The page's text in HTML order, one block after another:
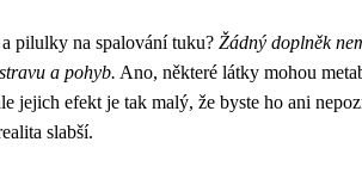
pilulky na spalování tuku? Žádný doplněk
a pohyb. Ano, některé látky mohou
jejich efekt je tak malý, že byste ho ani
slabší.